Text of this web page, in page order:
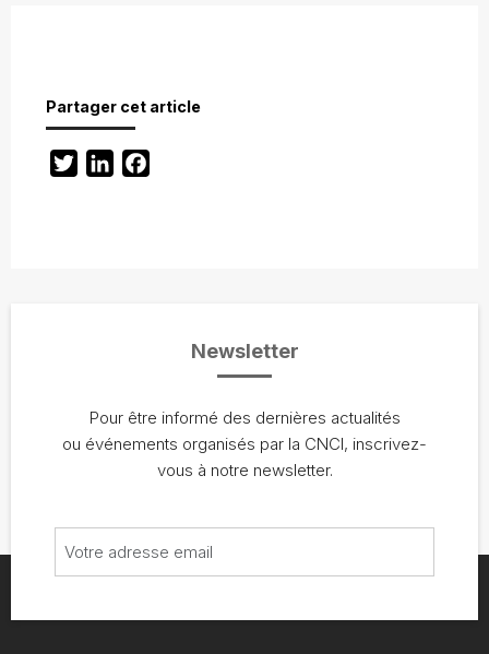
Partager cet article
TwitterLinkedIn
Newsletter
Pour être informé des dernières actualités
ou événements organisés par la CNCI, inscrivez-
vous à notre newsletter.